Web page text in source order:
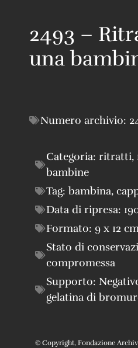
2493 –
una
Numero archivio:
Categoria: ritratti,
bambine
Tag: bambina,
Data di ripresa:
Formato: 9 x 12
Stato di
compromessa
Supporto:
gelatina di
© Copyright, Fondazione